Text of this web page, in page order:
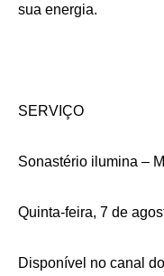
sua energia.
SERVIÇO
Sonastério ilumina –
Quinta-feira, 7 de
Disponível no canal